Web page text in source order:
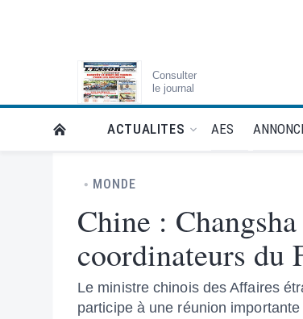
Consulter
le journal
RETOUR À LA PAGE D’ACCUEIL DE L'ESSOR
ACTUALITES AES
MONDE
Chine :
coordinateurs du
Le ministre chinois des Affaires
participe à une réunion